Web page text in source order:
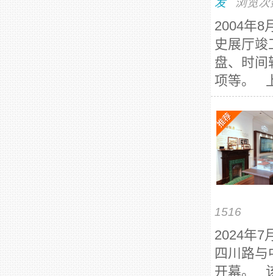
发
浏览
2004年8
史展厅竣
盘、时间
项等。
1516
2024年7
四川路与
开幕。